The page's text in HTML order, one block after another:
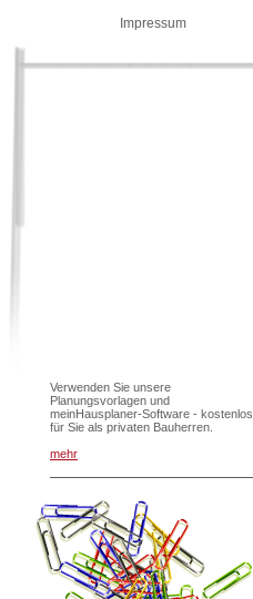
Impressum
Verwenden Sie unsere
Planungsvorlagen und
meinHausplaner-Software - kostenlos
für Sie als privaten Bauherren.
mehr